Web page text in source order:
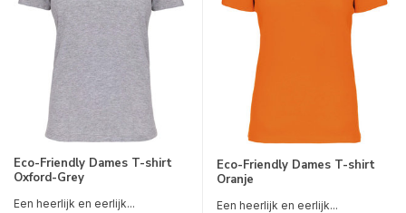
Eco-Friendly Dames T-shirt
Oxford-Grey
Een heerlijk en eerlijk...
Eco-Friendly Dames T-shirt
Oranje
Een heerlijk en eerlijk...